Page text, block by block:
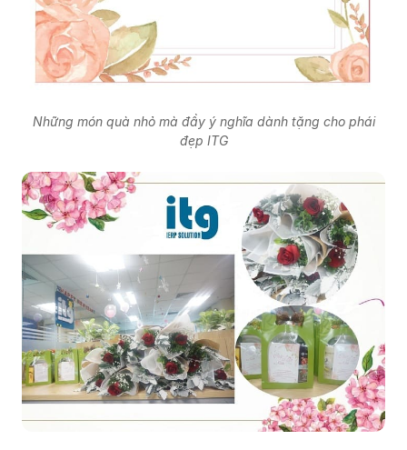
Những món quà nhỏ mà đầy ý nghĩa dành tặng cho phái
đẹp ITG